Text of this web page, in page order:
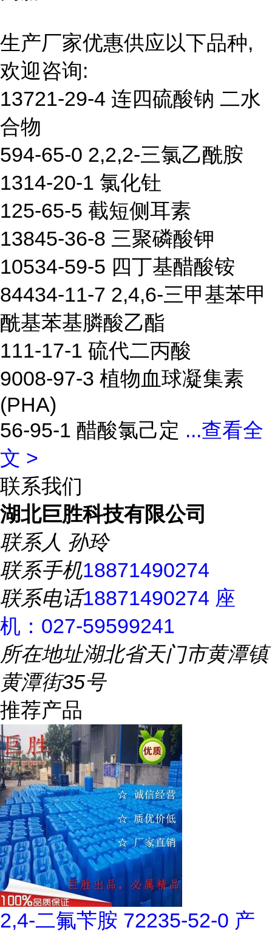
生产厂家优惠供应以下品种,
欢迎咨询:
13721-29-4 连四硫酸钠 二水
合物
594-65-0 2,2,2-三氯乙酰胺
1314-20-1 氯化钍
125-65-5 截短侧耳素
13845-36-8 三聚磷酸钾
10534-59-5 四丁基醋酸铵
84434-11-7 2,4,6-三甲基苯甲
酰基苯基膦酸乙酯
111-17-1 硫代二丙酸
9008-97-3 植物血球凝集素
(PHA)
56-95-1 醋酸氯己定 ...查看全
文 >
联系我们
湖北巨胜科技有限公司
联系人 孙玲
联系手机18871490274
联系电话18871490274 座
机：027-59599241
所在地址湖北省天门市黄潭镇
黄潭街35号
推荐产品
2,4-二氟苄胺 72235-52-0 产